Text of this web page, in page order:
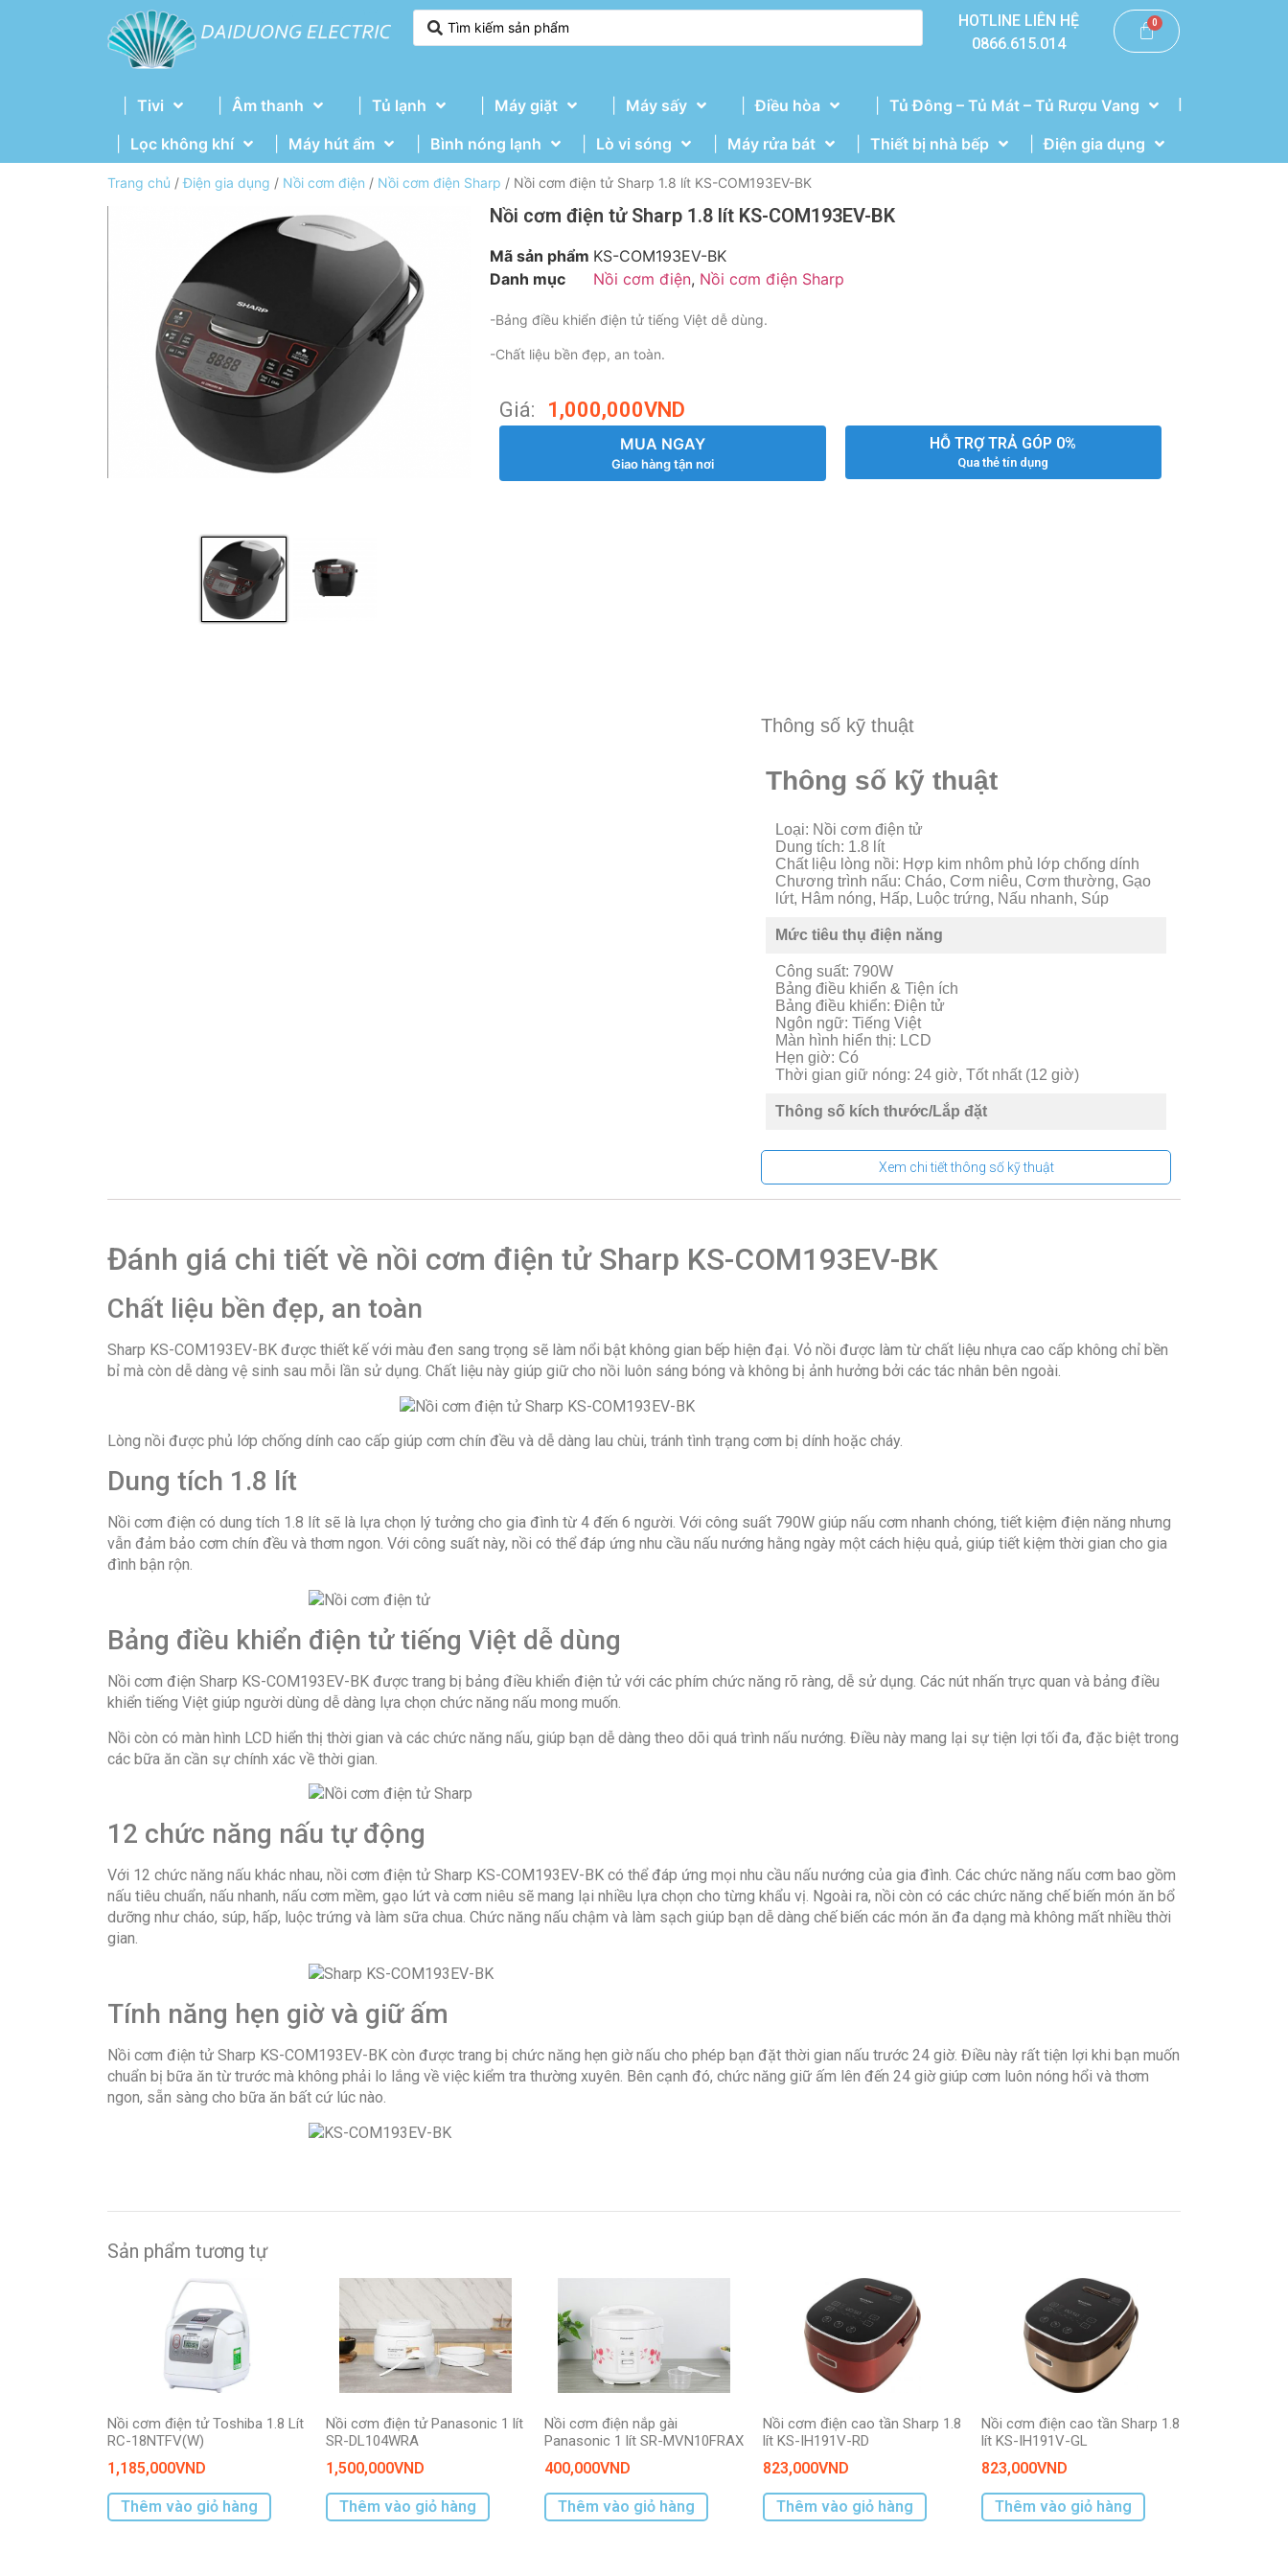
HOTLINE LIÊN HỆ
0866.615.014
Tivi Âm thanh Tủ lạnh Máy giặt Máy sấy Điều hòa
Tủ Đông – Tủ Mát – Tủ Rượu Vang
Lọc không khí
Máy hút ẩm Bình nóng lạnh Lò vi sóng Máy rửa bát Thiết bị nhà bếp Điện gia dụng
|
Trang chủ /Điện gia dụng / Nồi cơm điện / Nồi cơm điện Sharp / Nồi cơm điện tử Sharp 1.8 lít KS-COM193EV-BK
Nồi cơm điện tử Sharp 1.8 lít KS-COM193EV-BK
Mã sản phẩm KS-COM193EV-BK
Danh mục
Nồi cơm điện, Nồi cơm điện Sharp
-Bảng điều khiển điện tử tiếng Việt dễ dùng.
-Chất liệu bền đẹp, an toàn.
Giá: 1,000,000VND
MUA NGAY
Giao hàng tận nơi
HỖ TRỢ TRẢ GÓP 0%
Qua thẻ tín dụng
Thông số kỹ thuật
Thông số kỹ thuật
Loại: Nồi cơm điện tử
Dung tích: 1.8 lít
Chất liệu lòng nồi: Hợp kim nhôm phủ lớp chống dính
Chương trình nấu: Cháo, Cơm niêu, Cơm thường, Gạo
lứt, Hâm nóng, Hấp, Luộc trứng, Nấu nhanh, Súp
Mức tiêu thụ điện năng
Công suất: 790W
Bảng điều khiển & Tiện ích
Bảng điều khiển: Điện tử
Ngôn ngữ: Tiếng Việt
Màn hình hiển thị: LCD
Hẹn giờ: Có
Thời gian giữ nóng: 24 giờ, Tốt nhất (12 giờ)
Thông số kích thước/Lắp đặt
Nguồn điện áp: 220V/50Hz
Kích thước: 24.3cm x 29.6cm x 39.3cm (Rộng x Sâu x
Cao)
Trọng lượng sản phẩm: 3.3kg
Thương hiệu: Sharp
Xem chi tiết thông số kỹ thuật
Đánh giá chi tiết về nồi cơm điện tử Sharp KS-COM193EV-BK
Chất liệu bền đẹp, an toàn
Sharp KS-COM193EV-BK được thiết kế với màu đen sang trọng sẽ làm nổi bật không gian bếp hiện đại. Vỏ nồi được làm từ chất liệu nhựa cao cấp không chỉ bền
bỉ mà còn dễ dàng vệ sinh sau mỗi lần sử dụng. Chất liệu này giúp giữ cho nồi luôn sáng bóng và không bị ảnh hưởng bởi các tác nhân bên ngoài.
Lòng nồi được phủ lớp chống dính cao cấp giúp cơm chín đều và dễ dàng lau chùi, tránh tình trạng cơm bị dính hoặc cháy.
Dung tích 1.8 lít
Nồi cơm điện có dung tích 1.8 lít sẽ là lựa chọn lý tưởng cho gia đình từ 4 đến 6 người. Với công suất 790W giúp nấu cơm nhanh chóng, tiết kiệm điện năng nhưng
vẫn đảm bảo cơm chín đều và thơm ngon. Với công suất này, nồi có thể đáp ứng nhu cầu nấu nướng hằng ngày một cách hiệu quả, giúp tiết kiệm thời gian cho gia
đình bận rộn.
Bảng điều khiển điện tử tiếng Việt dễ dùng
Nồi cơm điện Sharp KS-COM193EV-BK được trang bị bảng điều khiển điện tử với các phím chức năng rõ ràng, dễ sử dụng. Các nút nhấn trực quan và bảng điều
khiển tiếng Việt giúp người dùng dễ dàng lựa chọn chức năng nấu mong muốn.
Nồi còn có màn hình LCD hiển thị thời gian và các chức năng nấu, giúp bạn dễ dàng theo dõi quá trình nấu nướng. Điều này mang lại sự tiện lợi tối đa, đặc biệt trong
các bữa ăn cần sự chính xác về thời gian.
12 chức năng nấu tự động
Với 12 chức năng nấu khác nhau, nồi cơm điện tử Sharp KS-COM193EV-BK có thể đáp ứng mọi nhu cầu nấu nướng của gia đình. Các chức năng nấu cơm bao gồm
nấu tiêu chuẩn, nấu nhanh, nấu cơm mềm, gạo lứt và cơm niêu sẽ mang lại nhiều lựa chọn cho từng khẩu vị. Ngoài ra, nồi còn có các chức năng chế biến món ăn bổ
dưỡng như cháo, súp, hấp, luộc trứng và làm sữa chua. Chức năng nấu chậm và làm sạch giúp bạn dễ dàng chế biến các món ăn đa dạng mà không mất nhiều thời
gian.
Tính năng hẹn giờ và giữ ấm
Nồi cơm điện tử Sharp KS-COM193EV-BK còn được trang bị chức năng hẹn giờ nấu cho phép bạn đặt thời gian nấu trước 24 giờ. Điều này rất tiện lợi khi bạn muốn
chuẩn bị bữa ăn từ trước mà không phải lo lắng về việc kiểm tra thường xuyên. Bên cạnh đó, chức năng giữ ấm lên đến 24 giờ giúp cơm luôn nóng hổi và thơm
ngon, sẵn sàng cho bữa ăn bất cứ lúc nào.
Sản phẩm tương tự
Nồi cơm điện tử Toshiba 1.8 Lít
RC-18NTFV(W)
1,185,000VND
Thêm vào giỏ hàng
Nồi cơm điện tử Panasonic 1 lít
SR-DL104WRA
1,500,000VND
Thêm vào giỏ hàng
Nồi cơm điện nắp gài
Panasonic 1 lít SR-MVN10FRAX
400,000VND
Thêm vào giỏ hàng
Nồi cơm điện cao tần Sharp 1.8
lít KS-IH191V-RD
823,000VND
Thêm vào giỏ hàng
Nồi cơm điện cao tần Sharp 1.8
lít KS-IH191V-GL
823,000VND
Thêm vào giỏ hàng